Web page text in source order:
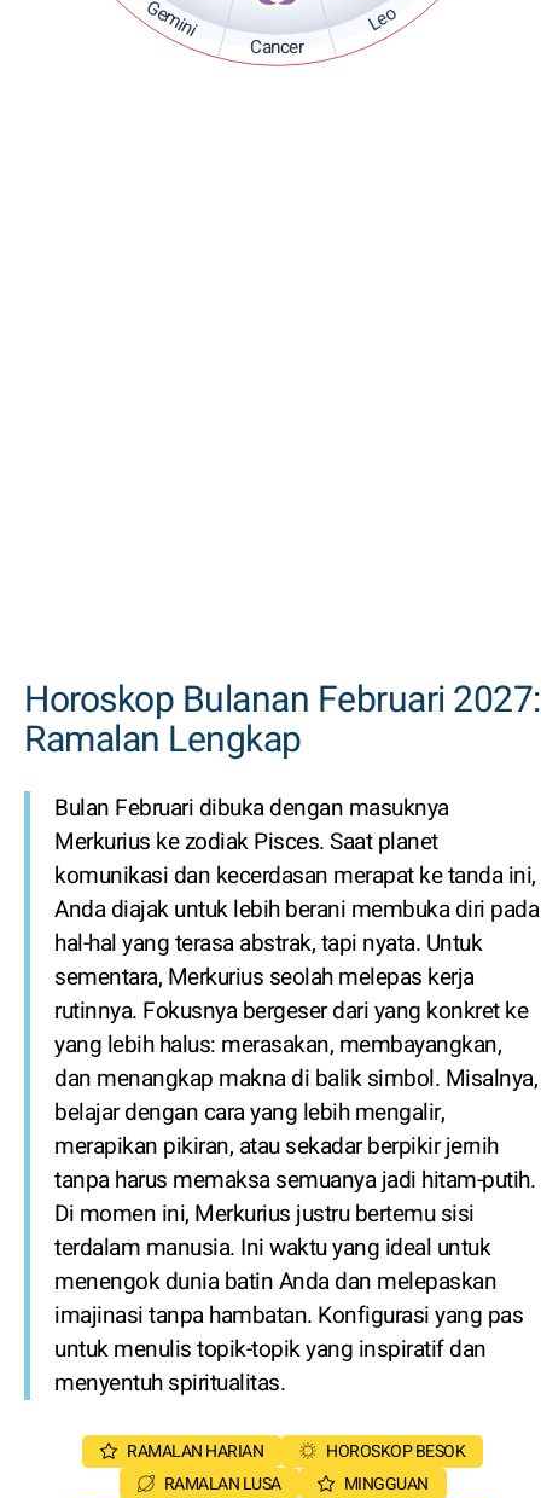
Horoskop Bulanan Februari 2027:
Ramalan Lengkap
Bulan Februari dibuka dengan masuknya
Merkurius ke zodiak Pisces. Saat planet
komunikasi dan kecerdasan merapat ke tanda ini,
Anda diajak untuk lebih berani membuka diri pada
hal-hal yang terasa abstrak, tapi nyata. Untuk
sementara, Merkurius seolah melepas kerja
rutinnya. Fokusnya bergeser dari yang konkret ke
yang lebih halus: merasakan, membayangkan,
dan menangkap makna di balik simbol. Misalnya,
belajar dengan cara yang lebih mengalir,
merapikan pikiran, atau sekadar berpikir jernih
tanpa harus memaksa semuanya jadi hitam-putih.
Di momen ini, Merkurius justru bertemu sisi
terdalam manusia. Ini waktu yang ideal untuk
menengok dunia batin Anda dan melepaskan
imajinasi tanpa hambatan. Konfigurasi yang pas
untuk menulis topik-topik yang inspiratif dan
menyentuh spiritualitas.
RAMALAN HARIAN
HOROSKOP BESOK
RAMALAN LUSA
MINGGUAN
Gemini
Cancer
Leo